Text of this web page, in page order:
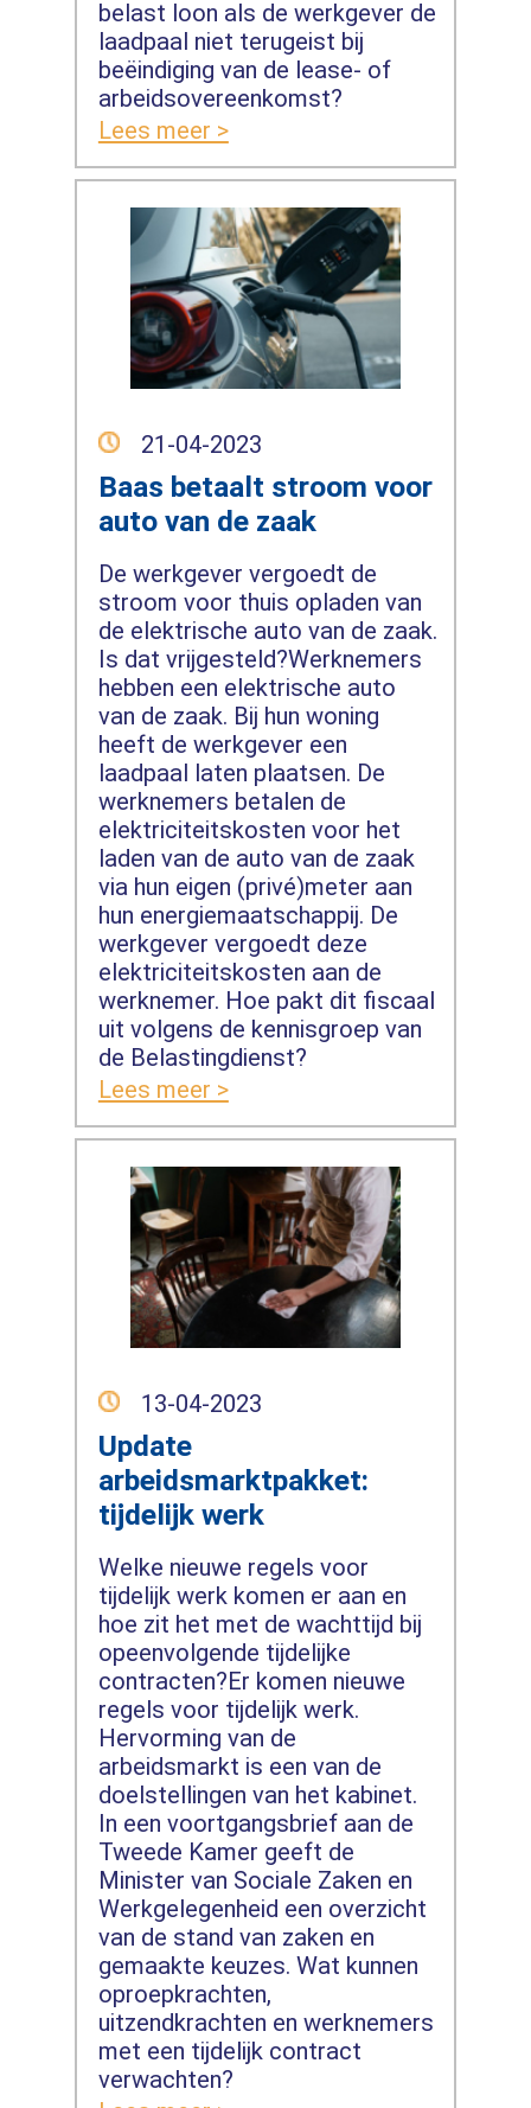
belast loon als de werkgever de
laadpaal niet terugeist bij
beëindiging van de lease- of
arbeidsovereenkomst?
Lees meer >
21-04-2023
Baas betaalt stroom voor
auto van de zaak
De werkgever vergoedt de
stroom voor thuis opladen van
de elektrische auto van de zaak.
Is dat vrijgesteld?Werknemers
hebben een elektrische auto
van de zaak. Bij hun woning
heeft de werkgever een
laadpaal laten plaatsen. De
werknemers betalen de
elektriciteitskosten voor het
laden van de auto van de zaak
via hun eigen (privé)meter aan
hun energiemaatschappij. De
werkgever vergoedt deze
elektriciteitskosten aan de
werknemer. Hoe pakt dit fiscaal
uit volgens de kennisgroep van
de Belastingdienst?
Lees meer >
13-04-2023
Update
arbeidsmarktpakket:
tijdelijk werk
Welke nieuwe regels voor
tijdelijk werk komen er aan en
hoe zit het met de wachttijd bij
opeenvolgende tijdelijke
contracten?Er komen nieuwe
regels voor tijdelijk werk.
Hervorming van de
arbeidsmarkt is een van de
doelstellingen van het kabinet.
In een voortgangsbrief aan de
Tweede Kamer geeft de
Minister van Sociale Zaken en
Werkgelegenheid een overzicht
van de stand van zaken en
gemaakte keuzes. Wat kunnen
oproepkrachten,
uitzendkrachten en werknemers
met een tijdelijk contract
verwachten?